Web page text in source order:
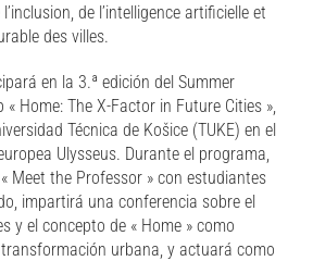
de l’intelligence artificielle et
des villes.
en la 3.ª edición del Summer
Home: The X-Factor in Future Cities »,
Técnica de Košice (TUKE) en el
Ulysseus. Durante el programa,
Meet the Professor » con estudiantes
impartirá una conferencia sobre el
y el concepto de « Home » como
urbana, y actuará como